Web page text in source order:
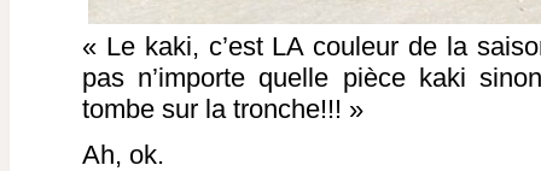
« Le kaki, c’est LA couleur de la
pas n’importe quelle pièce kaki
tombe sur la tronche!!! »
Ah, ok.